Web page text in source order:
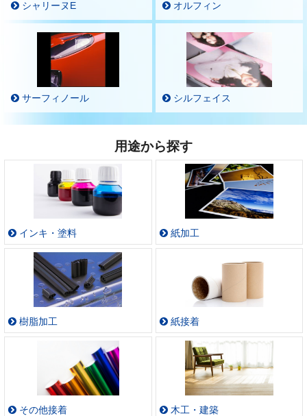
シャリーヌE オルフィン
サーフィノール シルフェイス
用途から探す
インキ・塗料 紙加工
樹脂加工 紙接着
その他接着 木工・建築